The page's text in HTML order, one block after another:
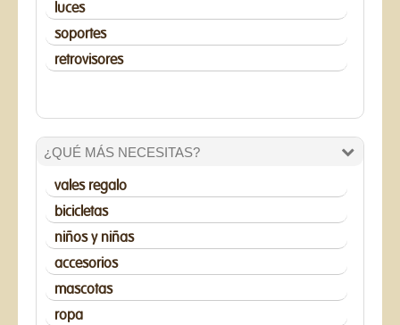
luces
soportes
retrovisores
¿QUÉ MÁS NECESITAS?
vales regalo
bicicletas
niños y niñas
accesorios
mascotas
ropa